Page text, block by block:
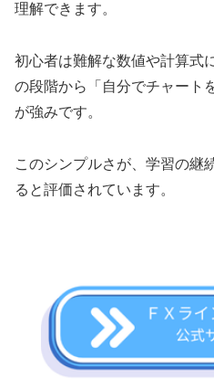
理解できます。
初心者は難解な数値や計算式
の段階から「自分でチャート
が強みです。
このシンプルさが、学習の継
ると評価されています。